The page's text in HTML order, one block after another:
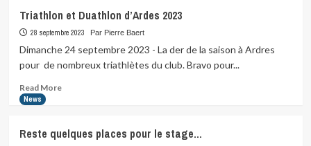
de
Tourlaville
2023
Triathlon et Duathlon d’Ardes 2023
28 septembre 2023 Par Pierre Baert
Dimanche 24 septembre 2023 - La der de la saison à Ardres
pour de nombreux triathlètes du club. Bravo pour...
Read MoreRead
et
News
Reste quelques places pour le stage…